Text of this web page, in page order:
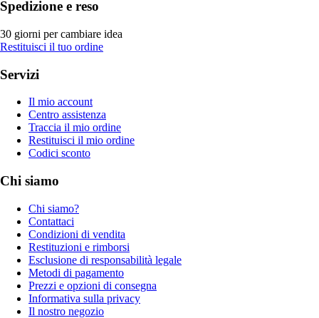
Spedizione e reso
30 giorni per cambiare idea
Restituisci il tuo ordine
Servizi
Il mio account
Centro assistenza
Traccia il mio ordine
Restituisci il mio ordine
Codici sconto
Chi siamo
Chi siamo?
Contattaci
Condizioni di vendita
Restituzioni e rimborsi
Esclusione di responsabilità legale
Metodi di pagamento
Prezzi e opzioni di consegna
Informativa sulla privacy
Il nostro negozio